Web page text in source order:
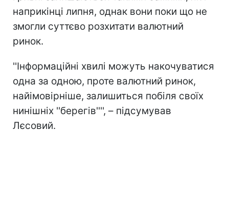
наприкінці липня, однак вони поки що не
змогли суттєво розхитати валютний
ринок.
''Інформаційні хвилі можуть накочуватися
одна за одною, проте валютний ринок,
найімовірніше, залишиться побіля своїх
нинішніх ''берегів'''', – підсумував
Лєсовий.